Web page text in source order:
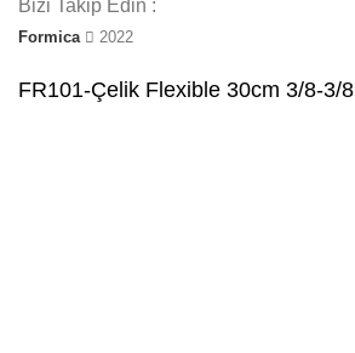
Bizi Takip Edin :
Formica 2022
FR101-Çelik Flexible 30cm 3/8-3/8